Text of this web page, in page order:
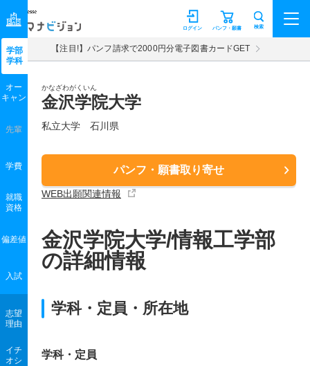
マナビジョン パンフ・願書
ログイン 検索
【注目!】パンフ請求で2000円分電子図書カードGET
かなざわがくいん
金沢学院大学
私立大学 石川県
パンフ・願書取り寄せ
WEB出願関連情報
学部
学科
オー
キャン
先輩
学費
就職
資格
偏差値
入試
志望
理由
イチ
オシ
金沢学院大学/情報工学部
の詳細情報
学科・定員・所在地
学科・定員